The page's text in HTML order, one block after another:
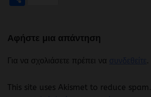
Αφήστε μια απάντηση
Για να σχολιάσετε πρέπει να .
This site uses Akismet to reduce spam.